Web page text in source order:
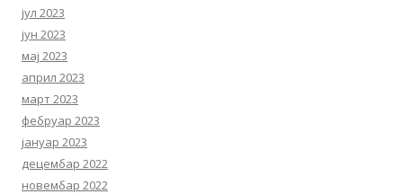
јул 2023
јун 2023
мај 2023
април 2023
март 2023
фебруар 2023
јануар 2023
децембар 2022
новембар 2022